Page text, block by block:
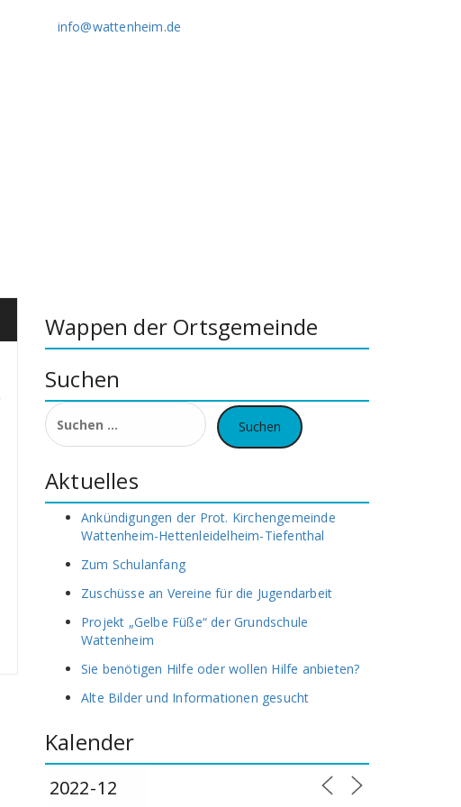
info@wattenheim.de
Wappen der Ortsgemeinde
Suchen
Suchen
nach:
Aktuelles
Ankündigungen der Prot. Kirchengemeinde
Wattenheim-Hettenleidelheim-Tiefenthal
Zum Schulanfang
Zuschüsse an Vereine für die Jugendarbeit
Projekt „Gelbe Füße“ der Grundschule
Wattenheim
Sie benötigen Hilfe oder wollen Hilfe anbieten?
Alte Bilder und Informationen gesucht
Kalender